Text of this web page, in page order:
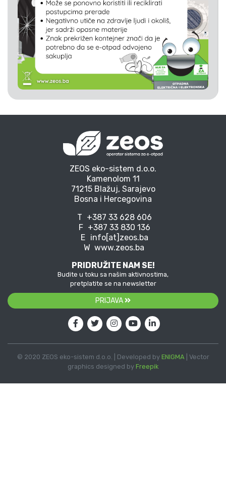
ZEOS eko-sistem d.o.o.
Kamenolom 11
71215 Blažuj, Sarajevo
Bosna i Hercegovina
T +387 33 628 606
F +387 33 830 136
E info[at]zeos.ba
W www.zeos.ba
PRIDRUŽITE NAM SE!
Budite u toku sa našim aktivnostima,
pretplatite se na newsletter
PRIJAVA
© 2020 ZEOS eko-sistem d.o.o. | Developed by ENIGMA | Vector
graphics designed by Freepik